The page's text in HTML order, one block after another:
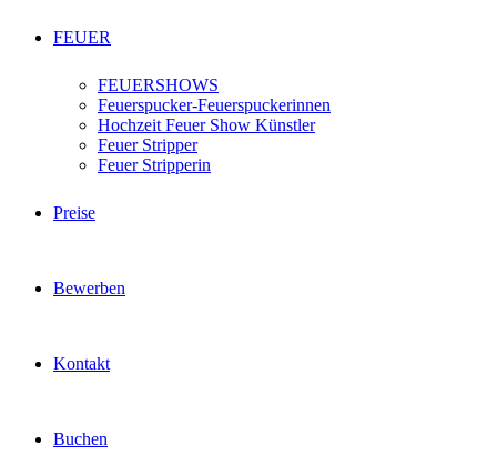
FEUER
FEUERSHOWS
Feuerspucker-Feuerspuckerinnen
Hochzeit Feuer Show Künstler
Feuer Stripper
Feuer Stripperin
Preise
Bewerben
Kontakt
Buchen